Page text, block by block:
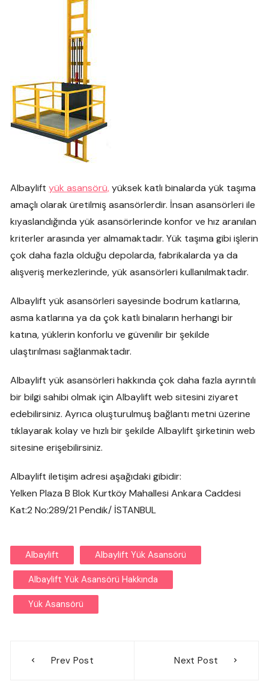
Albayliftyük asansörü,yüksek katlı binalarda yük taşıma
amaçlı olarak üretilmiş asansörlerdir. İnsan asansörleri ile
kıyaslandığında yük asansörlerinde konfor ve hız aranılan
kriterler arasında yer almamaktadır. Yük taşıma gibi işlerin
çok daha fazla olduğu depolarda, fabrikalarda ya da
alışveriş merkezlerinde, yük asansörleri kullanılmaktadır.
Albaylift yük asansörleri sayesinde bodrum katlarına,
asma katlarına ya da çok katlı binaların herhangi bir
katına, yüklerin konforlu ve güvenilir bir şekilde
ulaştırılması sağlanmaktadır.
Albaylift yük asansörleri hakkında çok daha fazla ayrıntılı
bir bilgi sahibi olmak için Albaylift web sitesini ziyaret
edebilirsiniz. Ayrıca oluşturulmuş bağlantı metni üzerine
tıklayarak kolay ve hızlı bir şekilde Albaylift şirketinin web
sitesine erişebilirsiniz.
Albaylift iletişim adresi aşağıdaki gibidir:
Yelken Plaza B Blok Kurtköy Mahallesi Ankara Caddesi
Kat:2 No:289/21 Pendik/ İSTANBUL
Albaylift Albaylift Yük Asansörü
Albaylift Yük Asansörü Hakkında
Yük Asansörü
gezinmesi
Prev Post Next Post